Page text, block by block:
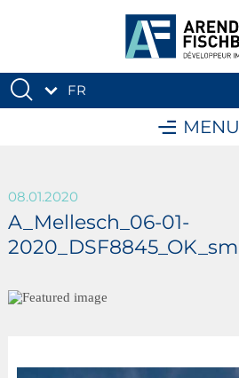
FR
MENU
08.01.2020
A_Mellesch_06-01-
2020_DSF8845_OK_sm